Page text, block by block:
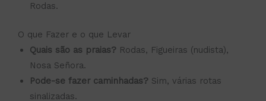
Rodas.
O que Fazer e o que Levar
Quais são as praias? Rodas, Figueiras (nudista),
Nosa Señora.
Pode-se fazer caminhadas? Sim, várias rotas
sinalizadas.